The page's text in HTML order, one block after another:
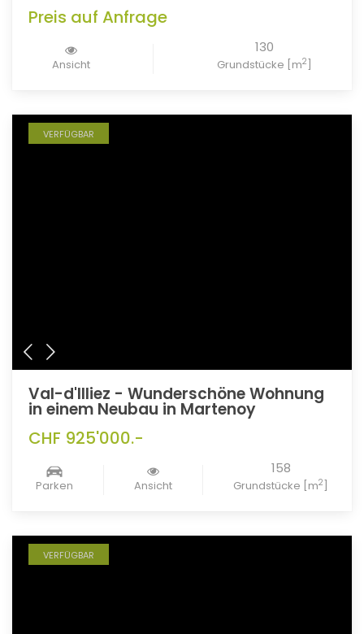
Preis auf Anfrage
Ansicht
130
Grundstücke [m2]
VERFÜGBAR
Val-d'Illiez - Wunderschöne Wohnung
in einem Neubau in Martenoy
CHF 925'000.-
Parken Ansicht
158
Grundstücke [m2]
VERFÜGBAR